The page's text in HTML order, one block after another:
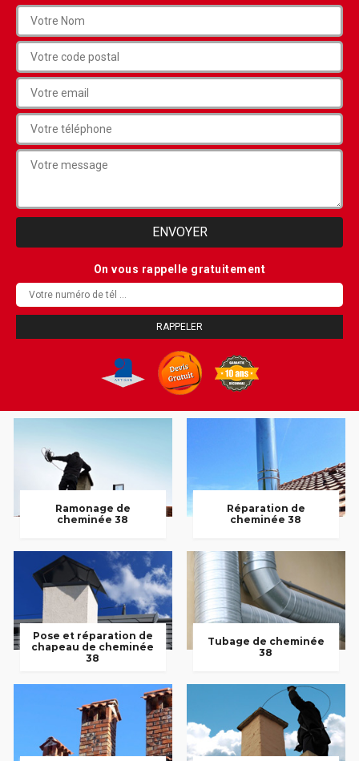
On vous rappelle gratuitement
Ramonage de
cheminée 38
Réparation de
cheminée 38
Pose et réparation de
chapeau de cheminée
38
Tubage de cheminée
38